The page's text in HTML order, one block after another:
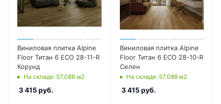
Виниловая плитка Alpine
Floor Титан 6 ECO 28-11-R
Корунд
На складе: 57.088 м2
3 415руб.
Виниловая плитка Alpine
Floor Титан 6 ECO 28-10-R
Селен
На складе: 57.088 м2
3 415руб.